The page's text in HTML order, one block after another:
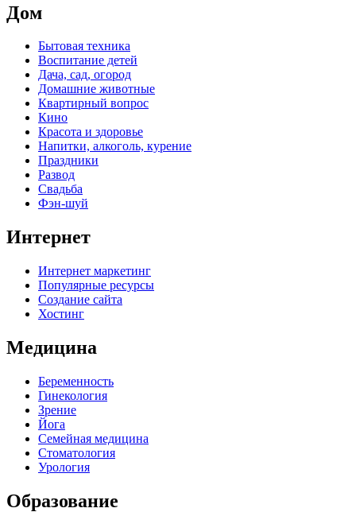
Дом
Бытовая техника
Воспитание детей
Дача, сад, огород
Домашние животные
Квартирный вопрос
Кино
Красота и здоровье
Напитки, алкоголь, курение
Праздники
Развод
Свадьба
Фэн-шуй
Интернет
Интернет маркетинг
Популярные ресурсы
Создание сайта
Хостинг
Медицина
Беременность
Гинекология
Зрение
Йога
Семейная медицина
Стоматология
Урология
Образование